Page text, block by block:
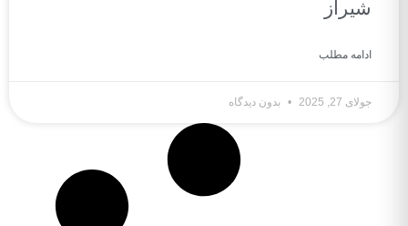
شیراز
ادامه مطلب
جولای 27, 2025 بدون دیدگاه